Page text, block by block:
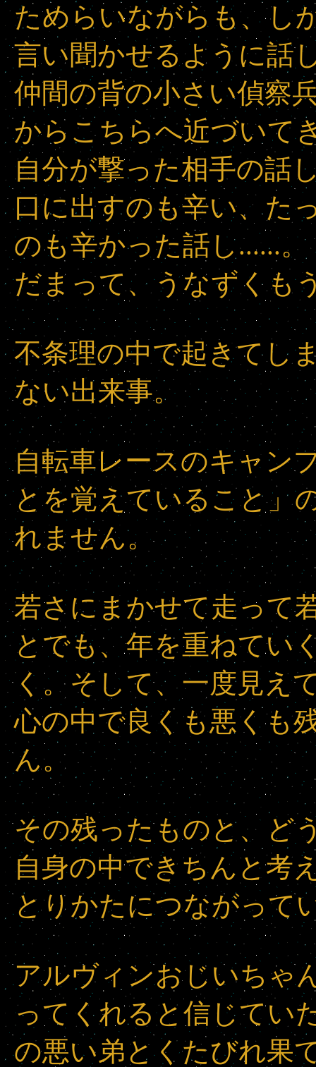
ためらいながらも、し
言い聞かせるように話
仲間の背の小さい偵察
からこちらへ近づいて
自分が撃った相手の話
口に出すのも辛い、た
のも辛かった話し......。
だまって、うなずくも
不条理の中で起きてし
ない出来事。
自転車レースのキャン
とを覚えていること」
れません。
若さにまかせて走って
とでも、年を重ねてい
く。そして、一度見え
心の中で良くも悪くも
ん。
その残ったものと、ど
自身の中できちんと考
とりかたにつながって
アルヴィンおじいちゃ
ってくれると信じてい
の悪い弟とくたびれ果